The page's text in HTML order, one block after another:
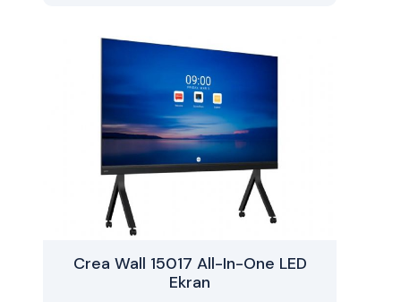
Crea Wall 15017 All-In-One LED
Ekran